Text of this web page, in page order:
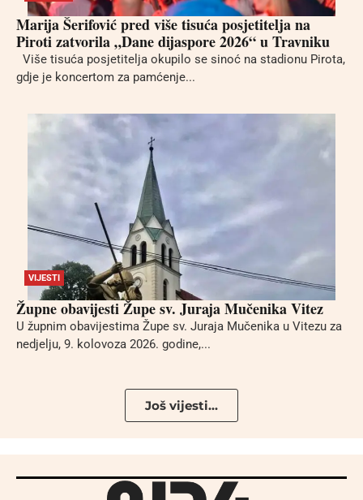
Marija Šerifović pred više tisuća posjetitelja na
Piroti zatvorila „Dane dijaspore 2026“ u Travniku
Više tisuća posjetitelja okupilo se sinoć na stadionu Pirota,
gdje je koncertom za pamćenje...
VIJESTI
Župne obavijesti Župe sv. Juraja Mučenika Vitez
U župnim obavijestima Župe sv. Juraja Mučenika u Vitezu za
nedjelju, 9. kolovoza 2026. godine,...
Još vijesti...